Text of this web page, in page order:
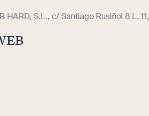
S.L., c/ Santiago Rusiñol 8 L. 11,